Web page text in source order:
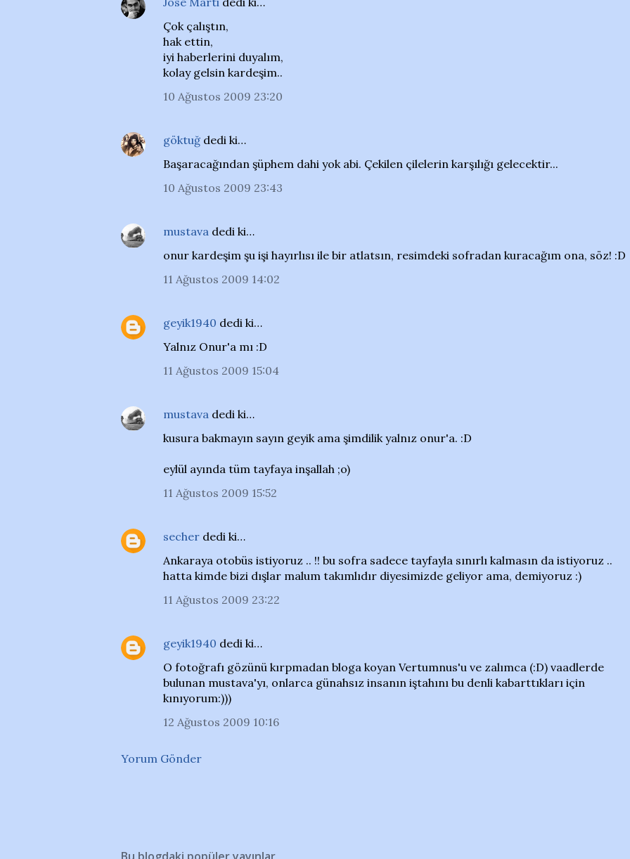
Çok çalıştın,
hak ettin,
iyi haberlerini duyalım,
kolay gelsin kardeşim..
10 Ağustos 2009 23:20
göktuğ dedi ki…
Başaracağından şüphem dahi yok abi. Çekilen çilelerin karşılığı gelecektir...
10 Ağustos 2009 23:43
mustava dedi ki…
onur kardeşim şu işi hayırlısı ile bir atlatsın, resimdeki sofradan kuracağım ona, söz! :D
11 Ağustos 2009 14:02
geyik1940 dedi ki…
Yalnız Onur'a mı :D
11 Ağustos 2009 15:04
mustava dedi ki…
kusura bakmayın sayın geyik ama şimdilik yalnız onur'a. :D
eylül ayında tüm tayfaya inşallah ;o)
11 Ağustos 2009 15:52
secher dedi ki…
Ankaraya otobüs istiyoruz .. !! bu sofra sadece tayfayla sınırlı kalmasın da istiyoruz ..
hatta kimde bizi dışlar malum takımlıdır diyesimizde geliyor ama, demiyoruz :)
11 Ağustos 2009 23:22
geyik1940 dedi ki…
O fotoğrafı gözünü kırpmadan bloga koyan Vertumnus'u ve zalımca (:D) vaadlerde
bulunan mustava'yı, onlarca günahsız insanın iştahını bu denli kabarttıkları için
kınıyorum:)))
12 Ağustos 2009 10:16
Yorum Gönder